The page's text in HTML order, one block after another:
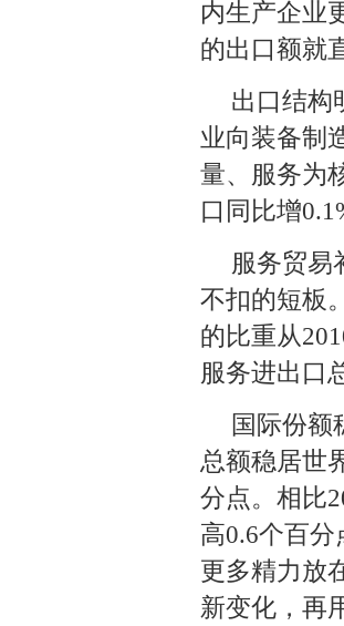
内生产企业
的出口额就
出口结构
业向装备制
量、服务为
口同比增
服务贸易
不扣的短板
的比重从
服务进出口
国际份额
总额稳居世
分点。相比
高0.6个百
更多精力放
新变化，再